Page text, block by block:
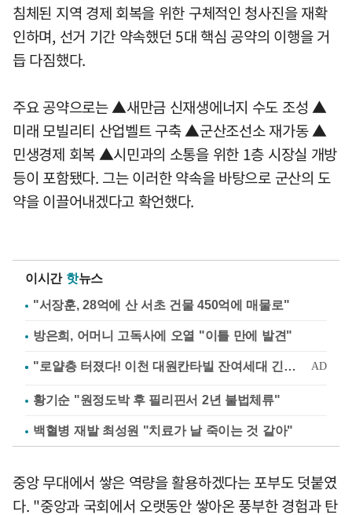
침체된 지역 경제 회복을 위한 구체적인 청사진을 재확
인하며, 선거 기간 약속했던 5대 핵심 공약의 이행을 거
듭 다짐했다.
주요 공약으로는 ▲새만금 신재생에너지 수도 조성 ▲
미래 모빌리티 산업벨트 구축 ▲군산조선소 재가동 ▲
민생경제 회복 ▲시민과의 소통을 위한 1층 시장실 개방
등이 포함됐다. 그는 이러한 약속을 바탕으로 군산의 도
약을 이끌어내겠다고 확언했다.
이시간 핫뉴스
"서장훈, 28억에 산 서초 건물 450억에 매물로"
방은희, 어머니 고독사에 오열 "이틀 만에 발견"
황기순 "원정도박 후 필리핀서 2년 불법체류"
백혈병 재발 최성원 "치료가 날 죽이는 것 같아"
중앙 무대에서 쌓은 역량을 활용하겠다는 포부도 덧붙였
다. "중앙과 국회에서 오랫동안 쌓아온 풍부한 경험과 탄